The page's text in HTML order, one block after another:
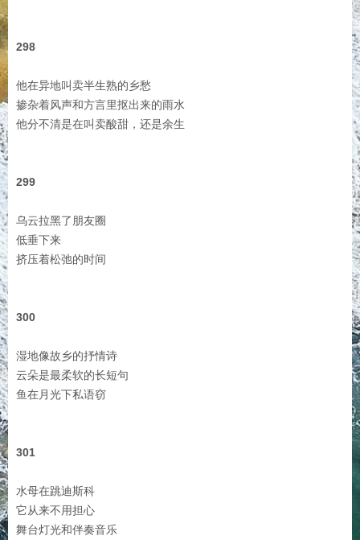
298
他在异地叫卖半生熟的乡愁
掺杂着风声和方言里抠出来的雨水
他分不清是在叫卖酸甜，还是余生
299
乌云拉黑了朋友圈
低垂下来
挤压着松弛的时间
300
湿地像故乡的抒情诗
云朵是最柔软的长短句
鱼在月光下私语窃
301
水母在跳迪斯科
它从来不用担心
舞台灯光和伴奏音乐